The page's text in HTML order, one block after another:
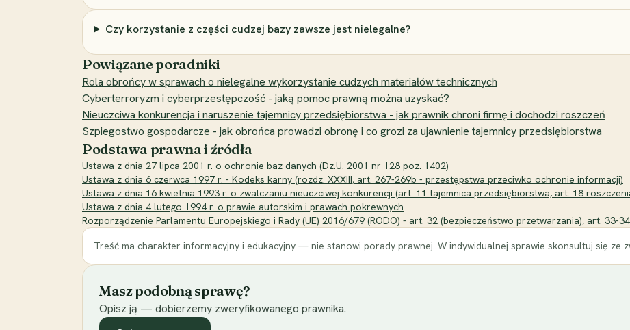
Czy korzystanie z części cudzej bazy zawsze jest nielegalne?
Powiązane poradniki
Rola obrońcy w sprawach o nielegalne wykorzystanie cudzych materiałów technicznych
Cyberterroryzm i cyberprzestępczość - jaką pomoc prawną można uzyskać?
Nieuczciwa konkurencja i naruszenie tajemnicy przedsiębiorstwa - jak prawnik chroni firmę i dochodzi roszczeń
Szpiegostwo gospodarcze - jak obrońca prowadzi obronę i co grozi za ujawnienie tajemnicy przedsiębiorstwa
Podstawa prawna i źródła
Ustawa z dnia 27 lipca 2001 r. o ochronie baz danych (Dz.U. 2001 nr 128 poz. 1402)
Ustawa z dnia 6 czerwca 1997 r. - Kodeks karny (rozdz. XXXIII, art. 267-269b - przestępstwa przeciwko ochronie informacji)
Ustawa z dnia 16 kwietnia 1993 r. o zwalczaniu nieuczciwej konkurencji (art. 11 tajemnica przedsiębiorstwa, art. 18
Ustawa z dnia 4 lutego 1994 r. o prawie autorskim i prawach pokrewnych
Rozporządzenie Parlamentu Europejskiego i Rady (UE) 2016/679 (RODO) - art. 32 (bezpieczeństwo przetwarzania), art. 33-
Treść ma charakter informacyjny i edukacyjny — nie stanowi porady prawnej. W indywidualnej sprawie skonsultuj się ze
Masz podobną sprawę?
Opisz ją — dobierzemy zweryfikowanego prawnika.